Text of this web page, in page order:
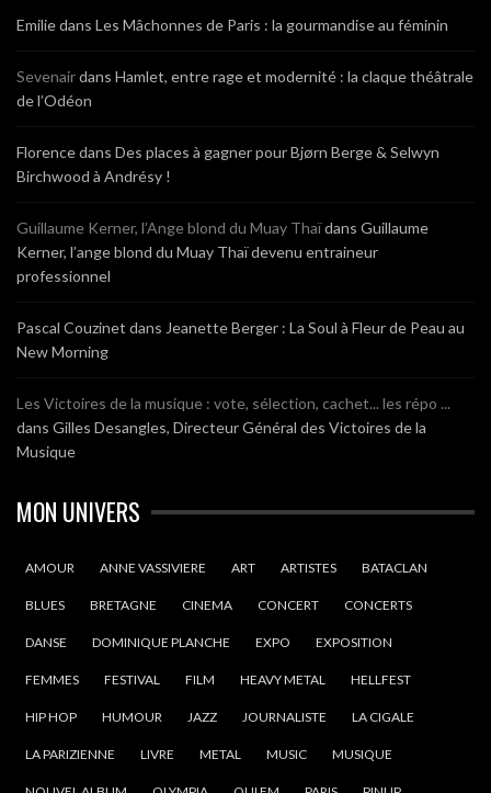
Emiliedans Les Mâchonnes de Paris : la gourmandise au féminin
Sevenairdans Hamlet, entre rage et modernité : la claque théâtrale
de l’Odéon
Florencedans Des places à gagner pour Bjørn Berge & Selwyn
Birchwood à Andrésy !
Guillaume Kerner, l’Ange blond du Muay Thaïdans Guillaume
Kerner, l’ange blond du Muay Thaï devenu entraineur
professionnel
Pascal Couzinet dans Jeanette Berger : La Soul à Fleur de Peau au
New Morning
Les Victoires de la musique : vote, sélection, cachet... les répo ...
dans Gilles Desangles, Directeur Général des Victoires de la
Musique
MON UNIVERS
AMOUR ANNE VASSIVIERE ART ARTISTES BATACLAN
BLUES BRETAGNE CINEMA CONCERT CONCERTS
DANSE DOMINIQUE PLANCHE EXPO EXPOSITION
FEMMES FESTIVAL FILM HEAVY METAL HELLFEST
HIP HOP HUMOUR JAZZ JOURNALISTE LA CIGALE
LA PARIZIENNE LIVRE METAL MUSIC MUSIQUE